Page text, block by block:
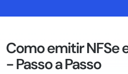
Como emitir NFSe
- Passo a Passo